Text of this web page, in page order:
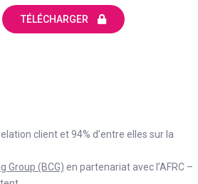
TÉLÉCHARGER
client et 94% d’entre elles sur la
Group (BCG) en partenariat avec l’AFRC –